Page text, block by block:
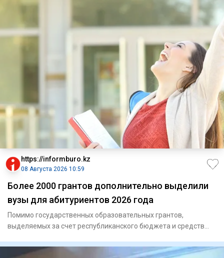
https://informburo.kz
08 Августа 2026 10:59
Более 2000 грантов дополнительно выделили
вузы для абитуриентов 2026 года
Помимо государственных образовательных грантов,
выделяемых за счет республиканского бюджета и средств